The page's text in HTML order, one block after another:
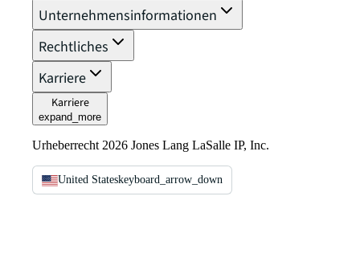
Unternehmensinformationen
Rechtliches
Karriere
Karriere
expand_more
Urheberrecht 2026 Jones Lang LaSalle IP, Inc.
United Stateskeyboard_arrow_down